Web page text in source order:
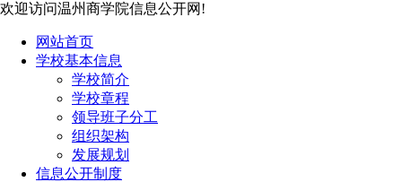
欢迎访问温州商学院信息公开网!
网站首页
学校基本信息
学校简介
学校章程
领导班子分工
组织架构
发展规划
信息公开制度